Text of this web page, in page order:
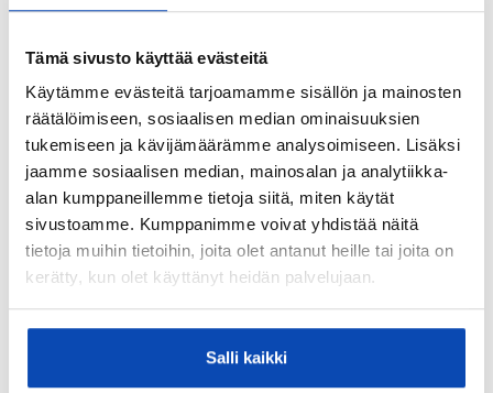
Tämä sivusto käyttää evästeitä
Käytämme evästeitä tarjoamamme sisällön ja mainosten
räätälöimiseen, sosiaalisen median ominaisuuksien
tukemiseen ja kävijämäärämme analysoimiseen. Lisäksi
jaamme sosiaalisen median, mainosalan ja analytiikka-
alan kumppaneillemme tietoja siitä, miten käytät
sivustoamme. Kumppanimme voivat yhdistää näitä
tietoja muihin tietoihin, joita olet antanut heille tai joita on
kerätty, kun olet käyttänyt heidän palvelujaan.
Salli kaikki
Terassi:
Lisätietoja terassista:
Iso terassi sisäänkäynnin edustalla
Kohteen yleiskunto:
Kohde myydään kalustettuna:
Ei